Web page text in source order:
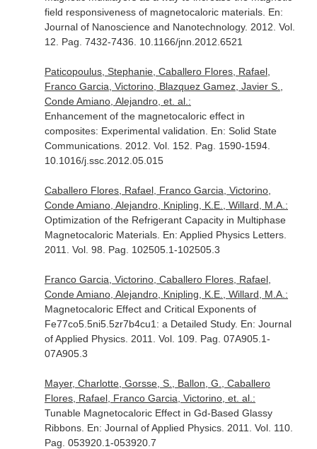
field responsiveness of magnetocaloric materials. En:
Journal of Nanoscience and Nanotechnology. 2012. Vol.
12. Pag. 7432-7436. 10.1166/jnn.2012.6521
Paticopoulus, Stephanie, Caballero Flores, Rafael,
Franco Garcia, Victorino, Blazquez Gamez, Javier S.,
Conde Amiano, Alejandro, et. al.:
Enhancement of the magnetocaloric effect in
composites: Experimental validation. En: Solid State
Communications. 2012. Vol. 152. Pag. 1590-1594.
10.1016/j.ssc.2012.05.015
Caballero Flores, Rafael, Franco Garcia, Victorino,
Conde Amiano, Alejandro, Knipling, K.E., Willard, M.A.:
Optimization of the Refrigerant Capacity in Multiphase
Magnetocaloric Materials. En: Applied Physics Letters.
2011. Vol. 98. Pag. 102505.1-102505.3
Franco Garcia, Victorino, Caballero Flores, Rafael,
Conde Amiano, Alejandro, Knipling, K.E., Willard, M.A.:
Magnetocaloric Effect and Critical Exponents of
Fe77co5.5ni5.5zr7b4cu1: a Detailed Study. En: Journal
of Applied Physics. 2011. Vol. 109. Pag. 07A905.1-
07A905.3
Mayer, Charlotte, Gorsse, S., Ballon, G., Caballero
Flores, Rafael, Franco Garcia, Victorino, et. al.:
Tunable Magnetocaloric Effect in Gd-Based Glassy
Ribbons. En: Journal of Applied Physics. 2011. Vol. 110.
Pag. 053920.1-053920.7